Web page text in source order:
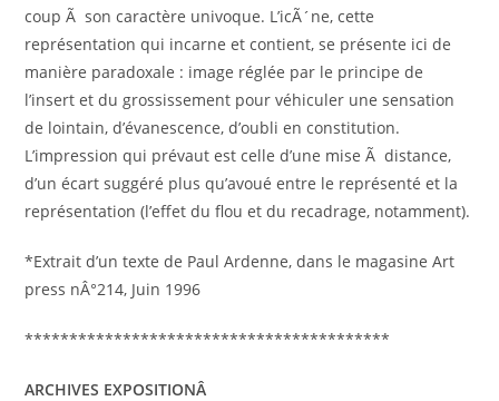
coup Ã son caractère univoque. L’icÃ´ne, cette
représentation qui incarne et contient, se présente ici de
manière paradoxale : image réglée par le principe de
l’insert et du grossissement pour véhiculer une sensation
de lointain, d’évanescence, d’oubli en constitution.
L’impression qui prévaut est celle d’une mise Ã distance,
d’un écart suggéré plus qu’avoué entre le représenté et la
représentation (l’effet du flou et du recadrage, notamment).
*Extrait d’un texte de Paul Ardenne, dans le magasine Art
press nÂ°214, Juin 1996
*****************************************
ARCHIVES EXPOSITIONÂ